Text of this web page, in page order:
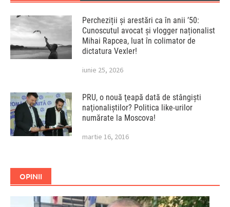
Percheziții și arestări ca în anii ’50:
Cunoscutul avocat și vlogger naționalist
Mihai Rapcea, luat în colimator de
dictatura Vexler!
iunie 25, 2026
PRU, o nouă ţeapă dată de stângişti
naţionaliştilor? Politica like-urilor
numărate la Moscova!
martie 16, 2016
OPINII